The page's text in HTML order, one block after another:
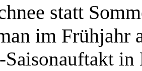
statt
im Frühjahr
Saisonauftakt